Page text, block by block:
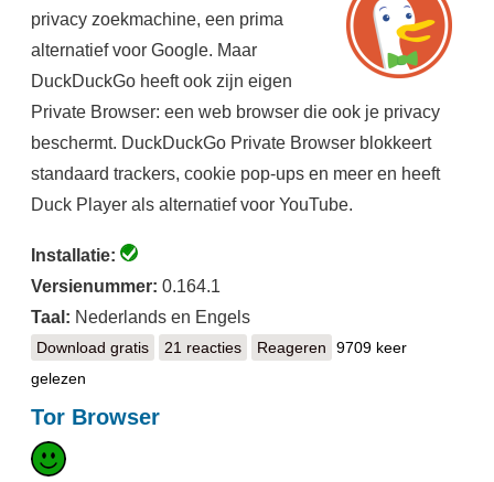
privacy zoekmachine, een prima
alternatief voor Google. Maar
DuckDuckGo heeft ook zijn eigen
Private Browser: een web browser die ook je privacy
beschermt. DuckDuckGo Private Browser blokkeert
standaard trackers, cookie pop-ups en meer en heeft
Duck Player als alternatief voor YouTube.
Installatie:
Versienummer: 0.164.1
Taal: Nederlands en Engels
Download gratisDuckDuckGo Private Browser
21 reacties Reageren
9709 keer
gelezen
Tor Browser